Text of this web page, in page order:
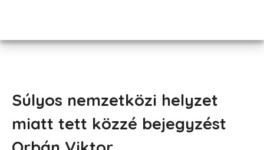
Súlyos nemzetközi helyzet
miatt tett közzé bejegyzést